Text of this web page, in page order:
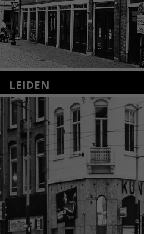
LEIDEN
Nieuwstraat 35
2312 KA Leiden
+31(0)71 – 52 84 480
info@kunsthuisleiden.nl
Lees meer